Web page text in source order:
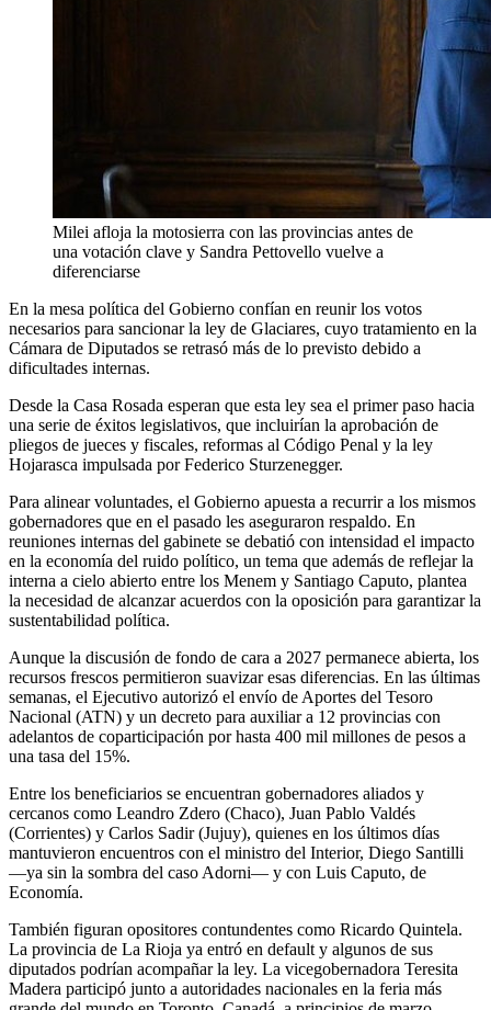
Milei afloja la motosierra con las provincias antes de
una votación clave y Sandra Pettovello vuelve a
diferenciarse
En la mesa política del Gobierno confían en reunir los votos
necesarios para sancionar la ley de Glaciares, cuyo tratamiento en la
Cámara de Diputados se retrasó más de lo previsto debido a
dificultades internas.
Desde la Casa Rosada esperan que esta ley sea el primer paso hacia
una serie de éxitos legislativos, que incluirían la aprobación de
pliegos de jueces y fiscales, reformas al Código Penal y la ley
Hojarasca impulsada por Federico Sturzenegger.
Para alinear voluntades, el Gobierno apuesta a recurrir a los mismos
gobernadores que en el pasado les aseguraron respaldo. En
reuniones internas del gabinete se debatió con intensidad el impacto
en la economía del ruido político, un tema que además de reflejar la
interna a cielo abierto entre los Menem y Santiago Caputo, plantea
la necesidad de alcanzar acuerdos con la oposición para garantizar la
sustentabilidad política.
Aunque la discusión de fondo de cara a 2027 permanece abierta, los
recursos frescos permitieron suavizar esas diferencias. En las últimas
semanas, el Ejecutivo autorizó el envío de Aportes del Tesoro
Nacional (ATN) y un decreto para auxiliar a 12 provincias con
adelantos de coparticipación por hasta 400 mil millones de pesos a
una tasa del 15%.
Entre los beneficiarios se encuentran gobernadores aliados y
cercanos como Leandro Zdero (Chaco), Juan Pablo Valdés
(Corrientes) y Carlos Sadir (Jujuy), quienes en los últimos días
mantuvieron encuentros con el ministro del Interior, Diego Santilli
—ya sin la sombra del caso Adorni— y con Luis Caputo, de
Economía.
También figuran opositores contundentes como Ricardo Quintela.
La provincia de La Rioja ya entró en default y algunos de sus
diputados podrían acompañar la ley. La vicegobernadora Teresita
Madera participó junto a autoridades nacionales en la feria más